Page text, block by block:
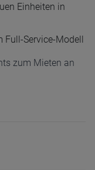
Einheiten in
Full-Service-Modell
zum Mieten an